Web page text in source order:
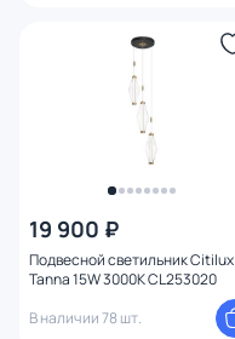
19 900 ₽
Подвесной светильник Citilux
Tanna 15W 3000К CL253020
В наличии 78 шт.